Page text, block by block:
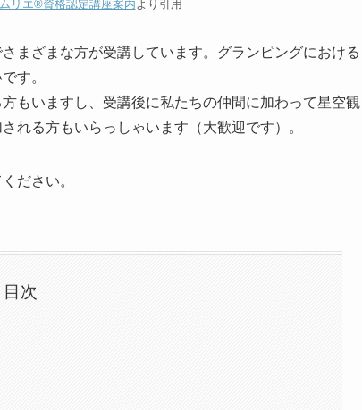
リエ®資格認定講座案内 より引用
まざまな方が受講しています。グランピングにおける
す。
もいますし、受講後に私たちの仲間に加わって星空観
れる方もいらっしゃいます（大歓迎です）。
ださい。
目次